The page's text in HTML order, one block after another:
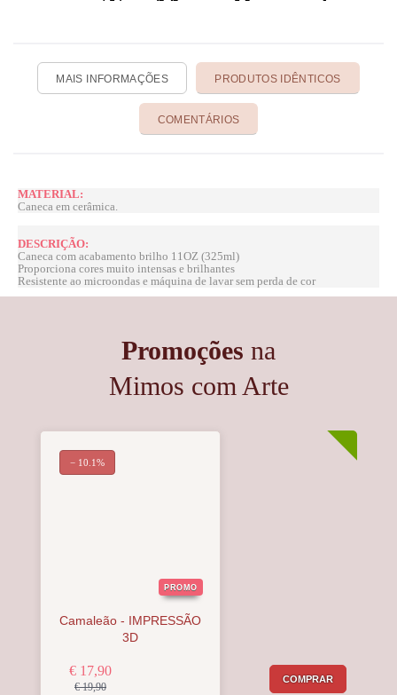
MAIS INFORMAÇÕES PRODUTOS IDÊNTICOS
COMENTÁRIOS
MATERIAL:
Caneca em cerâmica.
DESCRIÇÃO:
Caneca com acabamento brilho 11OZ (325ml)
Proporciona cores muito intensas e brilhantes
Resistente ao microondas e máquina de lavar sem perda de cor
Promoções na
Mimos com Arte
PROMO
Camaleão - IMPRESSÃO
3D
€ 17,90
€ 19,90
COMPRAR
− 10.1%